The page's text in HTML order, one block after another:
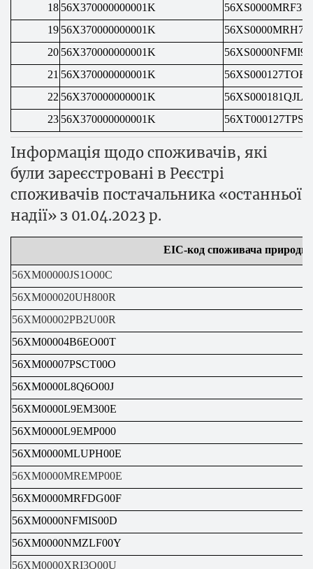
18 56X370000000001K
19 56X370000000001K
20 56X370000000001K
21 56X370000000001K
22 56X370000000001K
23 56X370000000001K
Інформація щодо споживачів, які
були зареєстровані в Реєстрі
споживачів постачальника «останньої
надії» з 01.04.2023 р.
ЕІС-код споживача
56XM00000JS1O00C
56XM000020UH800R
56XM00002PB2U00R
56XM00004B6EO00T
56XM00007PSCT00O
56XM0000L8Q6O00J
56XM0000L9EM300E
56XM0000L9EMP000
56XM0000MLUPH00E
56XM0000MREMP00E
56XM0000MRFDG00F
56XM0000NFMIS00D
56XM0000NMZLF00Y
56XM0000XRI3Q00U